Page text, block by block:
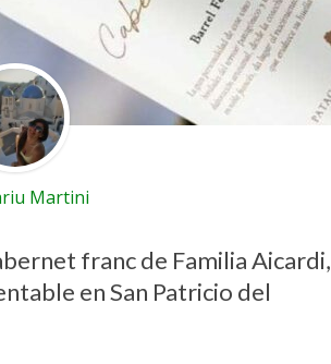
Martini
franc de Familia Aicardi,
en San Patricio del